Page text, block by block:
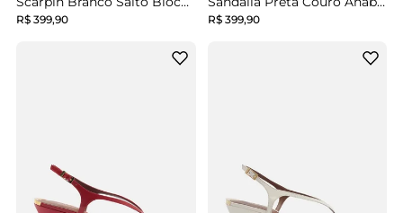
R$ 399,90 R$ 399,90